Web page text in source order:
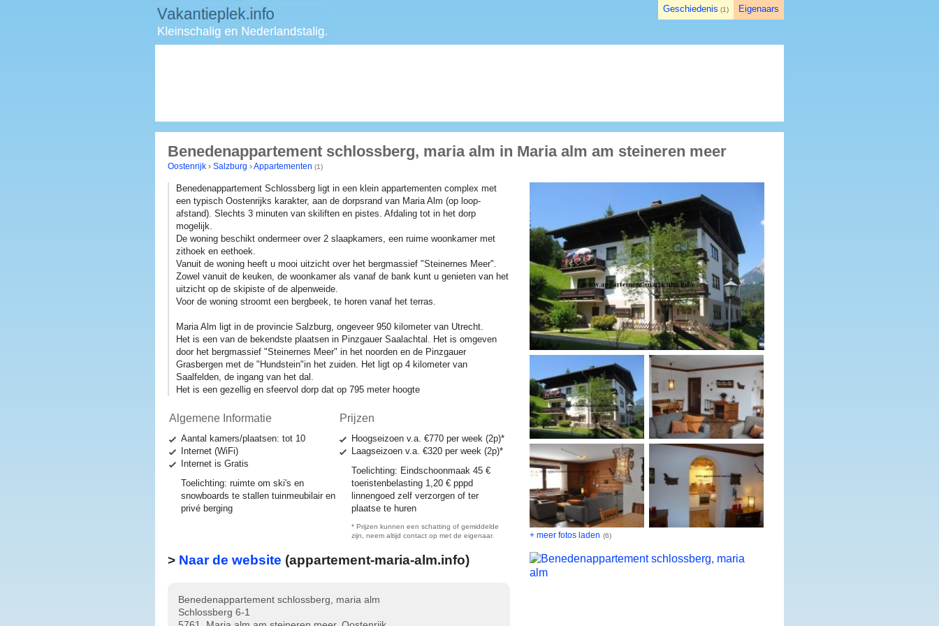
Benedenappartement schlossberg, maria alm in Maria alm am steineren meer
Oostenrijk › Salzburg ›Appartementen (1)
Benedenappartement Schlossberg ligt in een klein appartementen complex met
een typisch Oostenrijks karakter, aan de dorpsrand van Maria Alm (op loop-
afstand). Slechts 3 minuten van skiliften en pistes. Afdaling tot in het dorp
mogelijk.
De woning beschikt ondermeer over 2 slaapkamers, een ruime woonkamer met
zithoek en eethoek.
Vanuit de woning heeft u mooi uitzicht over het bergmassief "Steinernes Meer".
Zowel vanuit de keuken, de woonkamer als vanaf de bank kunt u genieten van het
uitzicht op de skipiste of de alpenweide.
Voor de woning stroomt een bergbeek, te horen vanaf het terras.
Maria Alm ligt in de provincie Salzburg, ongeveer 950 kilometer van Utrecht.
Het is een van de bekendste plaatsen in Pinzgauer Saalachtal. Het is omgeven
door het bergmassief "Steinernes Meer" in het noorden en de Pinzgauer
Grasbergen met de "Hundstein"in het zuiden. Het ligt op 4 kilometer van
Saalfelden, de ingang van het dal.
Het is een gezellig en sfeervol dorp dat op 795 meter hoogte
Algemene Informatie
Aantal kamers/plaatsen: tot 10
Internet (WiFi)
Internet is Gratis
Toelichting: ruimte om ski's en
snowboards te stallen tuinmeubilair en
privé berging
Prijzen
Hoogseizoen v.a. €770 per week (2p)*
Laagseizoen v.a. €320 per week (2p)*
Toelichting: Eindschoonmaak 45 €
toeristenbelasting 1,20 € pppd
linnengoed zelf verzorgen of ter
plaatse te huren
* Prijzen kunnen een schatting of gemiddelde
zijn, neem altijd contact op met de eigenaar.
> Naar de website (appartement-maria-alm.info)
Benedenappartement schlossberg, maria alm
Schlossberg 6-1
+ meer fotos laden (6)
Eigenaars
Geschiedenis (1)